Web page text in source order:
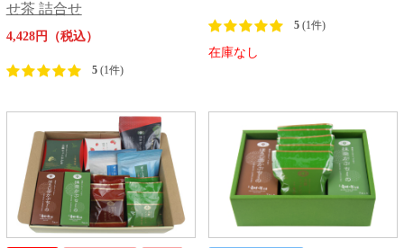
せ茶 詰合せ
4,428円（税込）
5(1件)
5(1件)
在庫なし